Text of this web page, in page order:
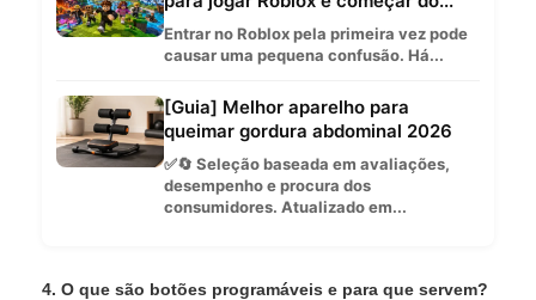
Entrar no Roblox pela primeira vez pode
causar uma pequena confusão. Há...
[Guia] Melhor aparelho para
queimar gordura abdominal 2026
✅🔄 Seleção baseada em avaliações,
desempenho e procura dos
consumidores. Atualizado em...
4. O que são botões programáveis e para que servem?